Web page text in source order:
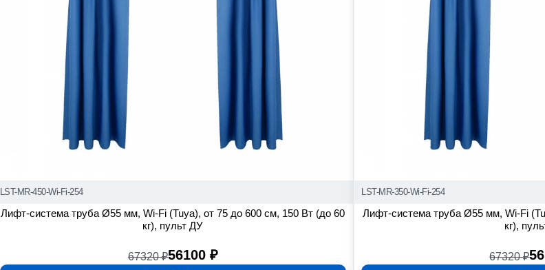
Лифт-система труба Ø55 мм, Wi-Fi (Tuya), от 75 до 600 см, 150 Вт (до 60
кг), пульт ДУ
67320 ₽56100 ₽
LST-MR-450-Wi-Fi-254
Лифт-система труба Ø55 мм, Wi-Fi
кг),
67320 ₽
LST-MR-350-Wi-Fi-254